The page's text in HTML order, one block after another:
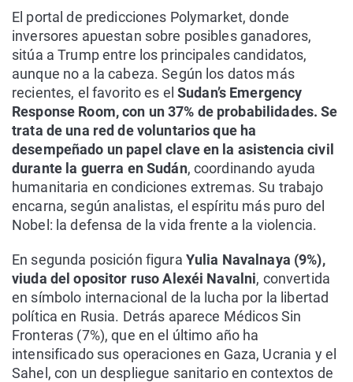
El portal de predicciones Polymarket, donde
inversores apuestan sobre posibles ganadores,
sitúa a Trump entre los principales candidatos,
aunque no a la cabeza. Según los datos más
recientes, el favorito es elSudan’s Emergency
Response Room, con un 37% de probabilidades. Se
trata de una red de voluntarios que ha
desempeñado un papel clave en la asistencia civil
durante la guerra en Sudán, coordinando ayuda
humanitaria en condiciones extremas. Su trabajo
encarna, según analistas, el espíritu más puro del
Nobel: la defensa de la vida frente a la violencia.
En segunda posición figura Yulia Navalnaya (9%),
viuda del opositor ruso Alexéi Navalni, convertida
en símbolo internacional de la lucha por la libertad
política en Rusia. Detrás aparece Médicos Sin
Fronteras (7%), que en el último año ha
intensificado sus operaciones en Gaza, Ucrania y el
Sahel, con un despliegue sanitario en contextos de